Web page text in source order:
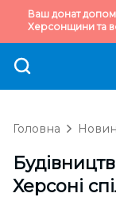
Ваш донат
Херсонщини та
Головна
Херсоні